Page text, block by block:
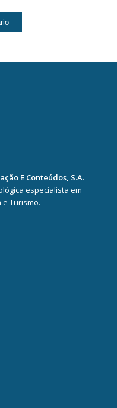
E Conteúdos, S.A.
especialista em
Turismo.